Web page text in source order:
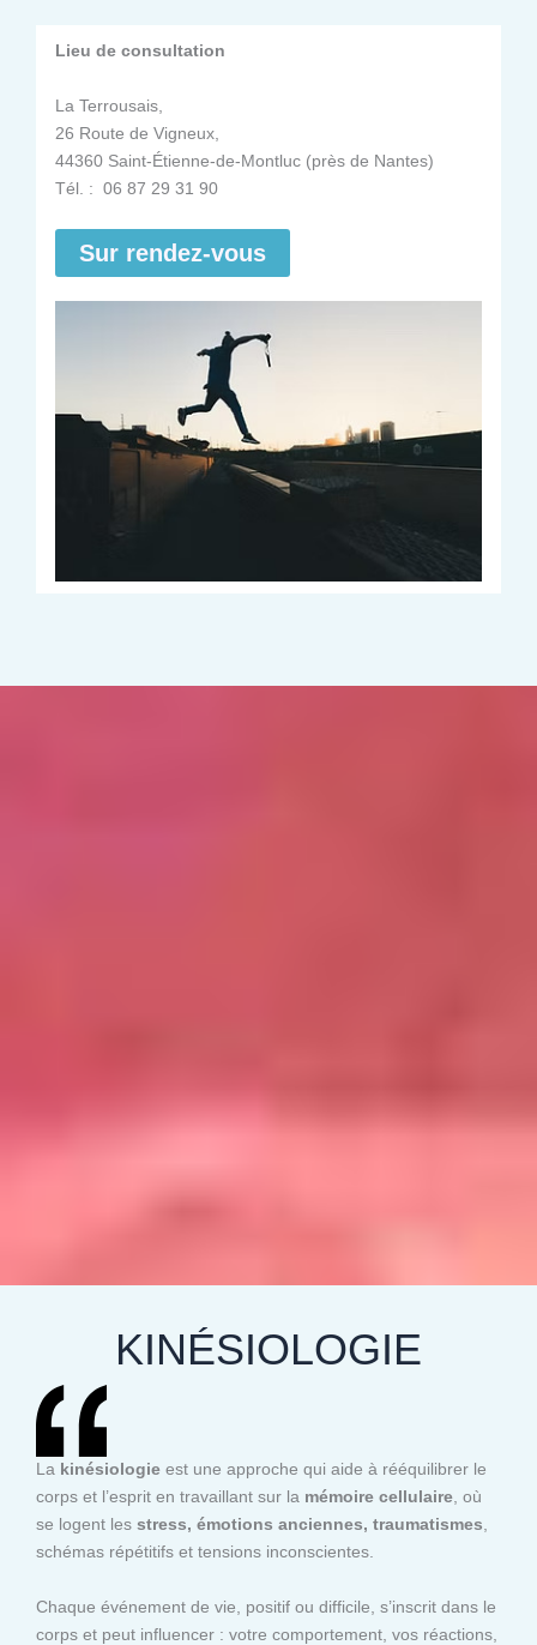
Lieu de consultation
La Terrousais,
26 Route de Vigneux,
44360 Saint-Étienne-de-Montluc (près de Nantes)
Tél. : 06 87 29 31 90
Sur rendez-vous
KINÉSIOLOGIE
La kinésiologie est une approche qui aide à rééquilibrer le
corps et l’esprit en travaillant sur la mémoire cellulaire, où
se logent les stress, émotions anciennes, traumatismes,
schémas répétitifs et tensions inconscientes.
Chaque événement de vie, positif ou difficile, s’inscrit dans le
corps et peut influencer : votre comportement, vos réactions,